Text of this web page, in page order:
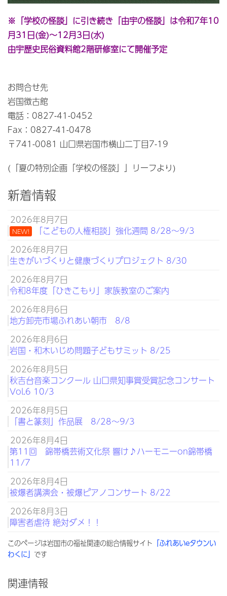
※「学校の怪談」に引き続き「由宇の怪談」は令和7年10
月31日(金)～12月3日(水)
由宇歴史民俗資料館2階研修室にて開催予定
お問合せ先
​​岩国徴古館
電話：0827-41-0452
Fax：0827-41-0478
〒741-0081 山口県岩国市横山二丁目7-19
(「夏の特別企画「学校の怪談」」リーフより)
新着情報
2026年8月7日
NEW!
「こどもの人権相談」強化週間 8/28～9/3
2026年8月7日
生きがいづくりと健康づくりプロジェクト 8/30
2026年8月7日
令和8年度「ひきこもり」家族教室のご案内
2026年8月6日
地方卸売市場ふれあい朝市 8/8
2026年8月6日
岩国・和木いじめ問題子どもサミット 8/25
2026年8月5日
秋吉台音楽コンクール 山口県知事賞受賞記念コンサート
Vol.6 10/3
2026年8月5日
「書と篆刻」作品展 8/28～9/3
2026年8月4日
第11回 錦帯橋芸術文化祭 響け♪ハーモニーon錦帯橋
11/7
2026年8月4日
被爆者講演会・被爆ピアノコンサート 8/22
2026年8月3日
障害者虐待 絶対ダメ！！
このページは岩国市の福祉関連の総合情報サイト 「ふれあいeタウンい
わくに」 です
関連情報